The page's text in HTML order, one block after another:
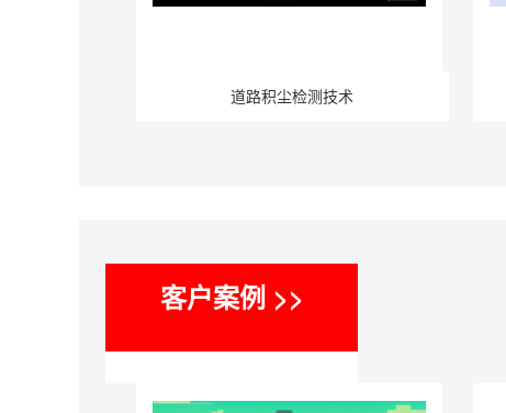
道路积尘检测技术
客户案例 >>